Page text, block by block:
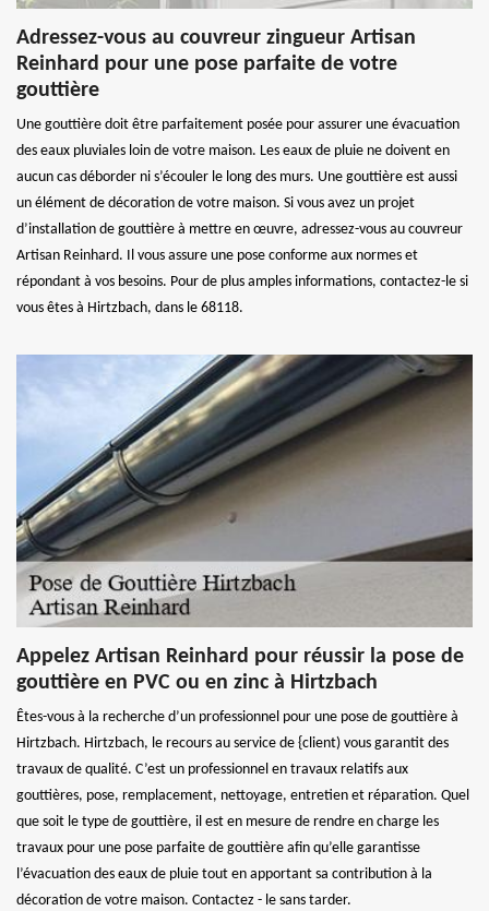
Adressez-vous au couvreur zingueur Artisan
Reinhard pour une pose parfaite de votre
gouttière
Une gouttière doit être parfaitement posée pour assurer une évacuation
des eaux pluviales loin de votre maison. Les eaux de pluie ne doivent en
aucun cas déborder ni s’écouler le long des murs. Une gouttière est aussi
un élément de décoration de votre maison. Si vous avez un projet
d’installation de gouttière à mettre en œuvre, adressez-vous au couvreur
Artisan Reinhard. Il vous assure une pose conforme aux normes et
répondant à vos besoins. Pour de plus amples informations, contactez-le si
vous êtes à Hirtzbach, dans le 68118.
Appelez Artisan Reinhard pour réussir la pose de
gouttière en PVC ou en zinc à Hirtzbach
Êtes-vous à la recherche d’un professionnel pour une pose de gouttière à
Hirtzbach. Hirtzbach, le recours au service de {client) vous garantit des
travaux de qualité. C’est un professionnel en travaux relatifs aux
gouttières, pose, remplacement, nettoyage, entretien et réparation. Quel
que soit le type de gouttière, il est en mesure de rendre en charge les
travaux pour une pose parfaite de gouttière afin qu’elle garantisse
l’évacuation des eaux de pluie tout en apportant sa contribution à la
décoration de votre maison. Contactez - le sans tarder.